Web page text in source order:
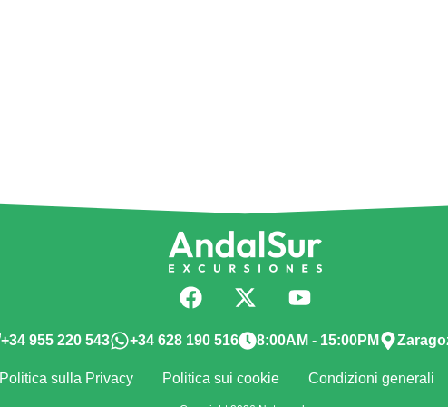
+34 955 220 543 +34 628 190 516 8:00AM - 15:00PM
Politica sulla Privacy Politica sui cookie Condizioni generali